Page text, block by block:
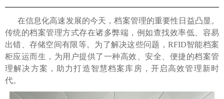
在信息化高速发展的今天，档案管理的重要性日益凸显。
传统的档案管理方式存在诸多弊端，例如查找效率低、容易
出错、存储空间有限等。为了解决这些问题，RFID智能档案
柜应运而生，为用户提供了一种高效、安全、便捷的档案管
理解决方案，助力打造智慧档案库房，开启高效管理新时
代。